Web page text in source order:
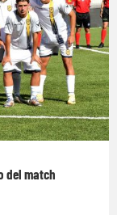
del match